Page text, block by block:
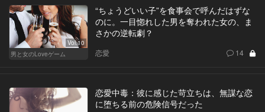
Vol.10
男と女のLoveゲーム
“ちょうどいい子”を食事会で呼んだはずな
のに。一目惚れした男を奪われた女の、ま
さかの逆転劇？
恋愛 14
恋愛中毒：彼に感じた苛立ちは、無謀な恋
に堕ちる前の危険信号だった